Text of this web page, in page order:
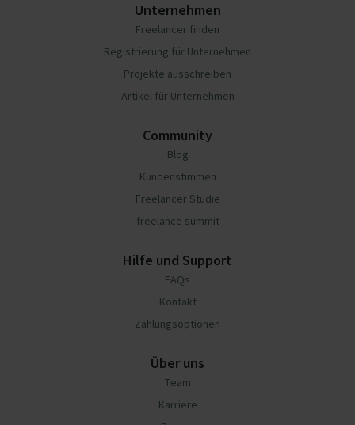
Unternehmen
Freelancer finden
Registrierung für Unternehmen
Projekte ausschreiben
Artikel für Unternehmen
Community
Blog
Kundenstimmen
Freelancer Studie
freelance summit
Hilfe und Support
FAQs
Kontakt
Zahlungsoptionen
Über uns
Team
Karriere